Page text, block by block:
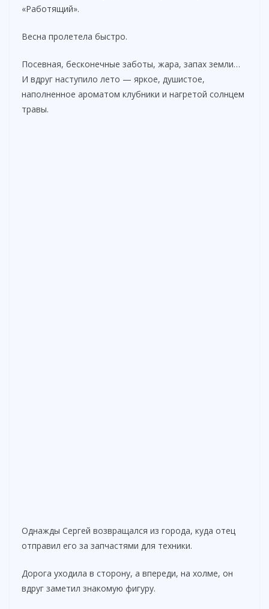
«Работящий».
Весна пролетела быстро.
Посевная, бесконечные заботы, жара, запах земли…
И вдруг наступило лето — яркое, душистое,
наполненное ароматом клубники и нагретой солнцем
травы.
Однажды Сергей возвращался из города, куда отец
отправил его за запчастями для техники.
Дорога уходила в сторону, а впереди, на холме, он
вдруг заметил знакомую фигуру.